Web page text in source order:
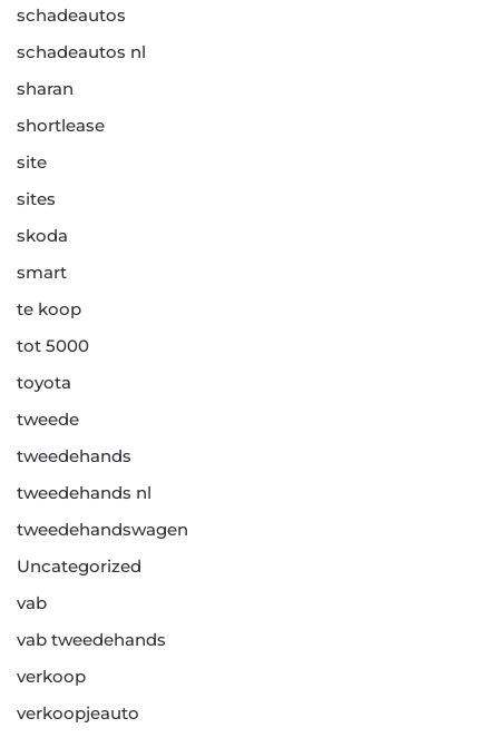
schadeautos
schadeautos nl
sharan
shortlease
site
sites
skoda
smart
te koop
tot 5000
toyota
tweede
tweedehands
tweedehands nl
tweedehandswagen
Uncategorized
vab
vab tweedehands
verkoop
verkoopjeauto